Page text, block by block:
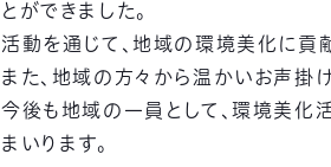
とができました。
活動を通じて、地域の環境美化に貢
また、地域の方々から温かいお声掛
今後も地域の一員として、環境美化
まいります。